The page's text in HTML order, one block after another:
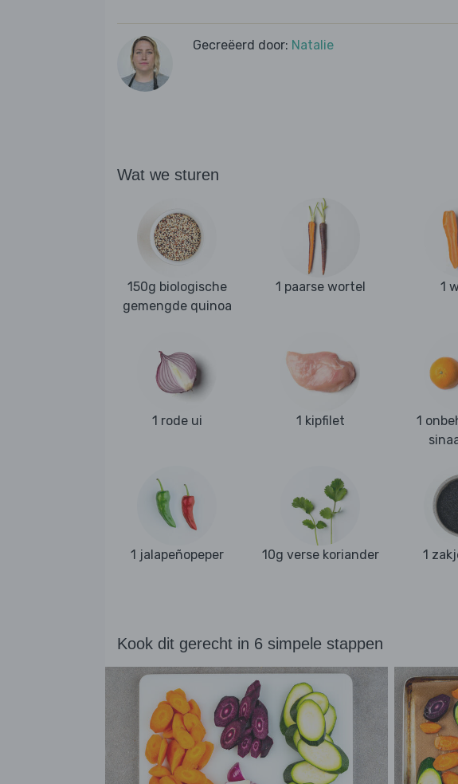
Gecreëerd door: Natalie
Wat we sturen
150g biologische
gemengde quinoa
1 paarse wortel 1
1 rode ui 1 kipfilet
1
1 jalapeñopeper 10g verse koriander 1
Kook dit gerecht in 6 simpele stappen